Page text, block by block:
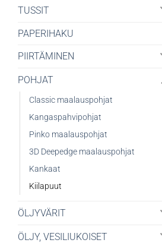
TUSSIT
PAPERIHAKU
PIIRTÄMINEN
POHJAT
Classic maalauspohjat
Kangaspahvipohjat
Pinko maalauspohjat
3D Deepedge maalauspohjat
Kankaat
Kiilapuut
ÖLJYVÄRIT
ÖLJY, VESILIUKOISET